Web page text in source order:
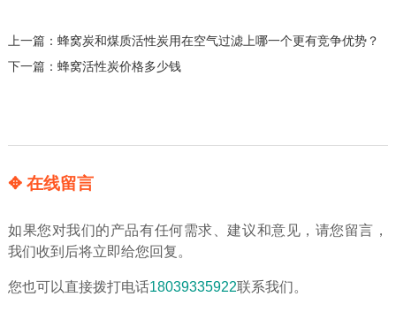
上一篇： 蜂窝炭和煤质活性炭用在空气过滤上哪一个更有竞争优势？
下一篇： 蜂窝活性炭价格多少钱
✥ 在线留言
如果您对我们的产品有任何需求、建议和意见，请您留言，
我们收到后将立即给您回复。
您也可以直接拨打电话18039335922联系我们。